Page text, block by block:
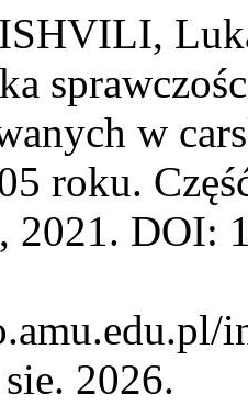
w
roku.
2021. DOI:
2026.